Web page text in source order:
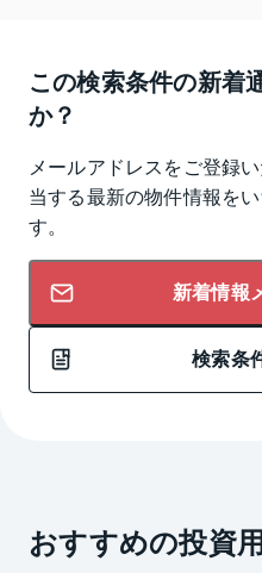
この検索条件の新着
か？
メールアドレスをご登録
当する最新の物件情報を
す。
新着情報
検索条
おすすめの投資